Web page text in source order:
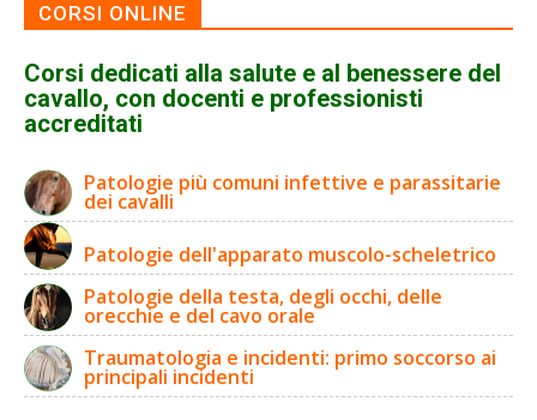
CORSI ONLINE
Corsi dedicati alla salute e al benessere del
cavallo, con docenti e professionisti
accreditati
Patologie più comuni infettive e parassitarie
dei cavalli
Patologie dell'apparato muscolo-scheletrico
Patologie della testa, degli occhi, delle
orecchie e del cavo orale
Traumatologia e incidenti: primo soccorso ai
principali incidenti